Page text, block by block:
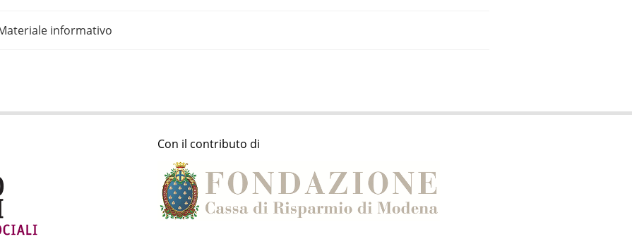
informativo
Con il contributo di